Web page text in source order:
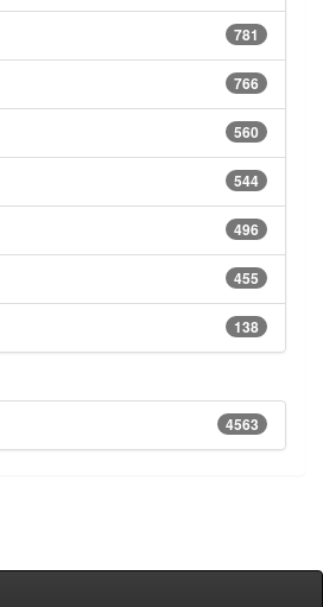
781
766
560
544
496
455
138
4563